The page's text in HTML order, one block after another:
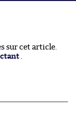
sur cet article.